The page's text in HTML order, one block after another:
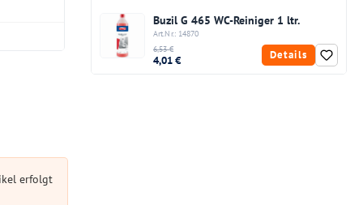
erfolgt
Buzil G 465 WC-Reiniger 1 ltr.
Art.Nr.: 14870
6,53 €
4,01 € Details